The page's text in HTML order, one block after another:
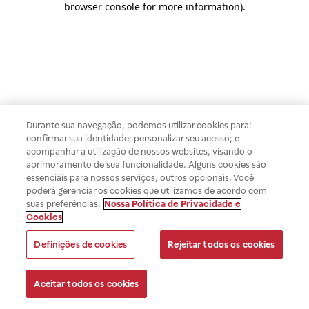
browser console for more information).
Durante sua navegação, podemos utilizar cookies para:
confirmar sua identidade; personalizar seu acesso; e
acompanhar a utilização de nossos websites, visando o
aprimoramento de sua funcionalidade. Alguns cookies são
essenciais para nossos serviços, outros opcionais. Você
poderá gerenciar os cookies que utilizamos de acordo com
suas preferências. Nossa Política de Privacidade e
Cookies
Definições de cookies Rejeitar todos os cookies
Aceitar todos os cookies